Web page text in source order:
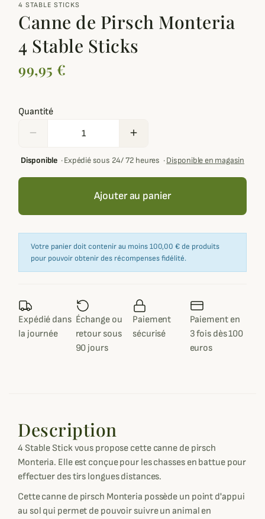
4 STABLE STICKS
Canne de Pirsch Monteria
4 Stable Sticks
99,95 €
Quantité
remove add
Disponible·Expédié sous 24/ 72 heures ·Disponible en magasin
Ajouter au panier
Votre panier doit contenir au moins 100,00 € de produits
pour pouvoir obtenir des récompenses fidélité.
Expédié dans
la journée
Échange ou
retour sous
90 jours
Paiement
sécurisé
Paiement en
3 fois dès 100
euros
Description
4 Stable Stick vous propose cette canne de pirsch
Monteria. Elle est conçue pour les chasses en battue pour
effectuer des tirs longues distances.
Cette canne de pirsch Monteria possède un point d'appui
au sol qui permet de pouvoir suivre un animal en